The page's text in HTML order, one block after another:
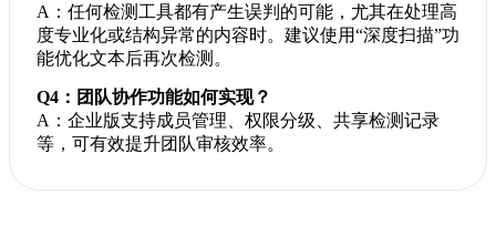
A：任何检测工具都有产生误判的可能，尤其在处理高
度专业化或结构异常的内容时。建议使用“深度扫描”功
能优化文本后再次检测。
Q4：团队协作功能如何实现？
A：企业版支持成员管理、权限分级、共享检测记录
等，可有效提升团队审核效率。